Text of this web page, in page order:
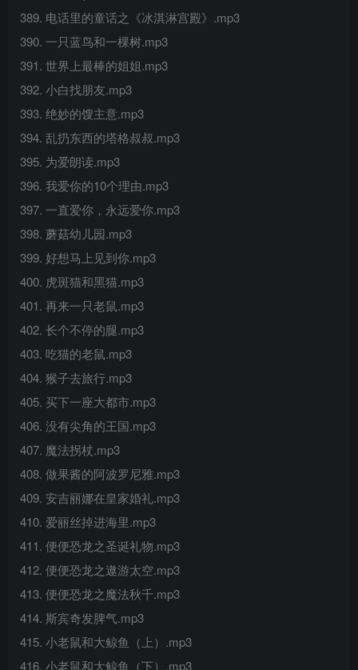
389. 电话里的童话之《冰淇淋宫殿》.mp3
390. 一只蓝鸟和一棵树.mp3
391. 世界上最棒的姐姐.mp3
392. 小白找朋友.mp3
393. 绝妙的馊主意.mp3
394. 乱扔东西的塔格叔叔.mp3
395. 为爱朗读.mp3
396. 我爱你的10个理由.mp3
397. 一直爱你，永远爱你.mp3
398. 蘑菇幼儿园.mp3
399. 好想马上见到你.mp3
400. 虎斑猫和黑猫.mp3
401. 再来一只老鼠.mp3
402. 长个不停的腿.mp3
403. 吃猫的老鼠.mp3
404. 猴子去旅行.mp3
405. 买下一座大都市.mp3
406. 没有尖角的王国.mp3
407. 魔法拐杖.mp3
408. 做果酱的阿波罗尼雅.mp3
409. 安吉丽娜在皇家婚礼.mp3
410. 爱丽丝掉进海里.mp3
411. 便便恐龙之圣诞礼物.mp3
412. 便便恐龙之遨游太空.mp3
413. 便便恐龙之魔法秋千.mp3
414. 斯宾奇发脾气.mp3
415. 小老鼠和大鲸鱼（上）.mp3
416. 小老鼠和大鲸鱼（下）.mp3